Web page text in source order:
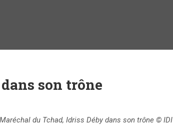
son trône
du Tchad, Idriss Déby dans son trône © IDI